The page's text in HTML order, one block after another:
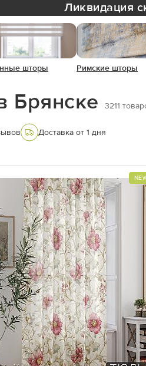
Ликвидация
шторы Римские шторы
Брянске 3211
Доставка от 1 дня